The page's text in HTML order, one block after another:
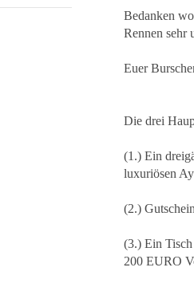
Bedanken
Rennen sehr
Euer
Die drei
(1.) Ein
luxuriösen
(2.)
(3.) Ein
200 EURO